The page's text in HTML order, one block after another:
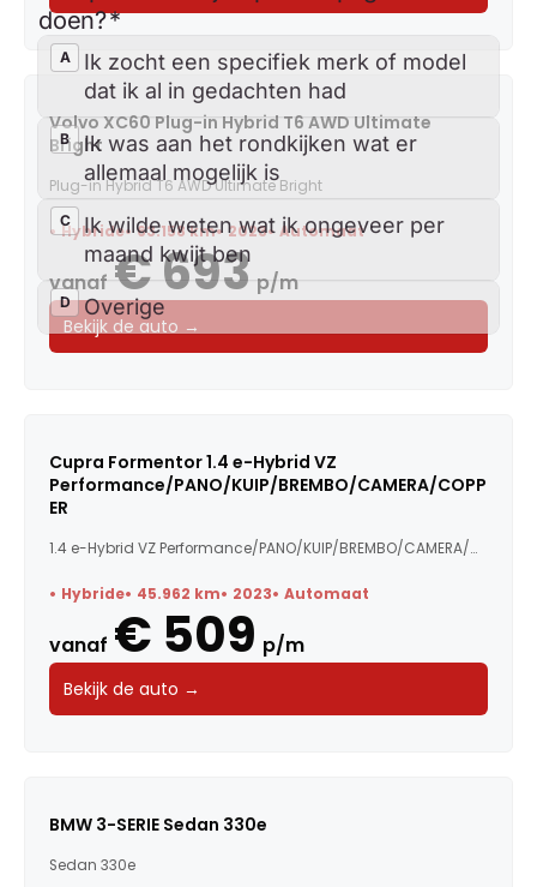
Volvo XC60 Plug-in Hybrid T6 AWD Ultimate
Bright
Plug-in Hybrid T6 AWD Ultimate Bright
Hybride 63.158 km 2023 Automaat
vanaf € 693 p/m
Bekijk de auto →
Cupra Formentor 1.4 e-Hybrid VZ
Performance/PANO/KUIP/BREMBO/CAMERA/COPP
ER
1.4 e-Hybrid VZ Performance/PANO/KUIP/BREMBO/CAMERA/COPPER
Hybride 45.962 km 2023 Automaat
vanaf € 509 p/m
Bekijk de auto →
BMW 3-SERIE Sedan 330e
Sedan 330e